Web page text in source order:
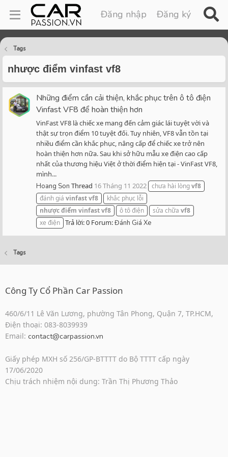
Đăng nhập Đăng ký
Tags
nhược điểm vinfast vf8
Những điểm cần cải thiện, khắc phục trên ô tô điện
Vinfast VF8 để hoàn thiện hơn
VinFast VF8 là chiếc xe mang đến cảm giác lái tuyệt vời và
thật sự trọn điểm 10 tuyệt đối. Tuy nhiên, VF8 vẫn tồn tại
nhiều điểm cần khắc phục, nâng cấp để chiếc xe trở nên
hoàn thiện hơn nữa. Sau khi sở hữu mẫu xe điện cao cấp
nhất của thương hiệu Việt ở thời điểm hiện tại - VinFast VF8,
mình...
Hoang Son Thread 16 Tháng 11 2022 chưa hài lòngvf8
đánh giá vinfastvf8
khắc phục lỗi
nhượcđiểm vinfastvf8 ô tô điện sửa chữa vf8
xe điện Trả lời: 0 Forum:Đánh Giá Xe
Tags
Công Ty Cổ Phần Car Passion
460/6/11 Lê Văn Lương, phường Tân Phong, Quận 7, TP.HCM,
Điện thoại: 083-8039939
Email: contact@carpassion.vn
Giấy phép MXH số 256/GP-BTTTT do Bộ TTTT cấp ngày
17/06/2020
Chịu trách nhiệm nội dung: Trần Thị Phương Thảo